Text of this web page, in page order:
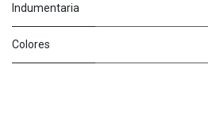
Indumentaria
Colores